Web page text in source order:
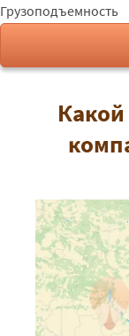
Грузоподъемность